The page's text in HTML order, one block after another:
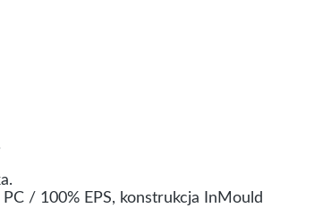
/ 100% EPS, konstrukcja InMould